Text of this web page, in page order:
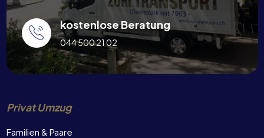
kostenlose Beratung
044 500 21 02
Privat Umzug
Familien & Paare